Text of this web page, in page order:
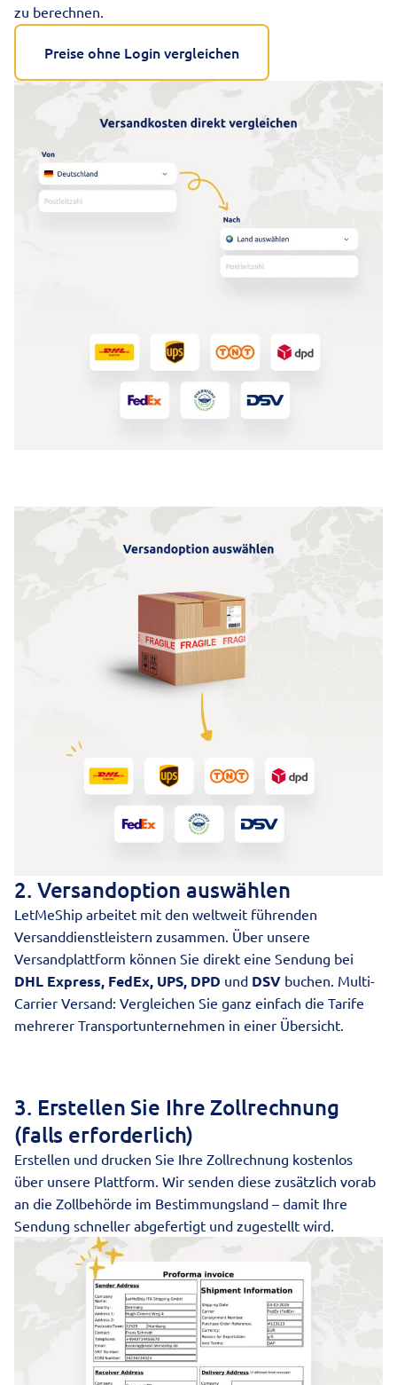
zu berechnen.
Preise ohne Login vergleichen
2. Versandoption auswählen
LetMeShip arbeitet mit den weltweit führenden
Versanddienstleistern zusammen. Über unsere
Versandplattform können Sie direkt eine Sendung bei
DHL Express, FedEx, UPS, DPD und DSV buchen. Multi-
Carrier Versand: Vergleichen Sie ganz einfach die Tarife
mehrerer Transportunternehmen in einer Übersicht.
3. Erstellen Sie Ihre Zollrechnung
(falls erforderlich)
Erstellen und drucken Sie Ihre Zollrechnung kostenlos
über unsere Plattform. Wir senden diese zusätzlich vorab
an die Zollbehörde im Bestimmungsland – damit Ihre
Sendung schneller abgefertigt und zugestellt wird.